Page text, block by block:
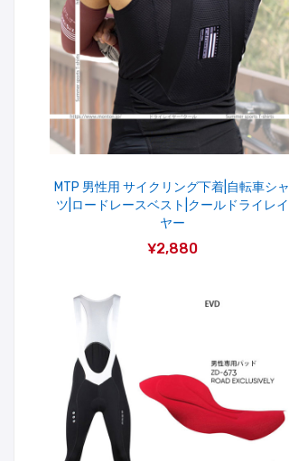
MTP 男性用 サイクリング下着|自転車シャ
ツ|ロードレースベスト|クールドライレイ
ヤー
¥2,880